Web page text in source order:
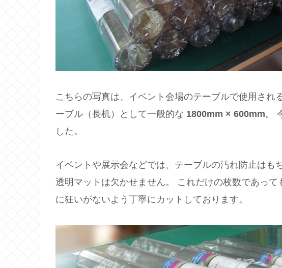
こちらの写真は、イベント会場のテーブルで使用され
ーブル（長机）として一般的な 1800mm × 600mm。
した。
イベントや展示会などでは、テーブルの汚れ防止はも
透明マットは欠かせません。 これだけの枚数であっ
に狂いがないよう丁寧にカットしております。